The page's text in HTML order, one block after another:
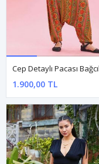
1.900,00 TL